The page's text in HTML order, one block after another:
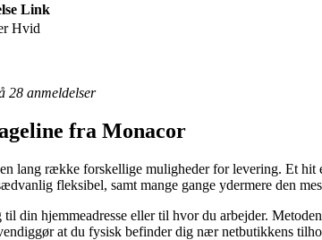
Link
Hvid
28 anmeldelser
fra Monacor
lang række forskellige muligheder for levering. Et
fleksibel, samt mange gange ydermere den
din hjemmeadresse eller til hvor du arbejder.
at du fysisk befinder dig nær netbutikkens